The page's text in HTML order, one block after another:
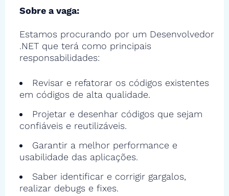
Sobre a vaga:
Estamos procurando por um Desenvolvedor
.NET que terá como principais
responsabilidades:
Revisar e refatorar os códigos existentes
em códigos de alta qualidade.
Projetar e desenhar códigos que sejam
confiáveis e reutilizáveis.
Garantir a melhor performance e
usabilidade das aplicações.
Saber identificar e corrigir gargalos,
realizar debugs e fixes.